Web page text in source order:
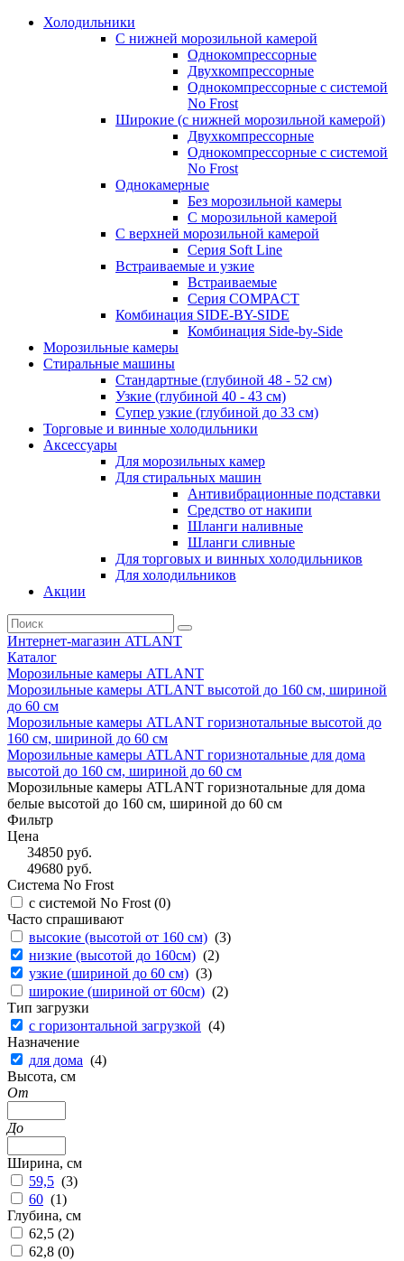
Холодильники
С нижней морозильной камерой
Однокомпрессорные
Двухкомпрессорные
Однокомпрессорные с системой
No Frost
Широкие (с нижней морозильной камерой)
Двухкомпрессорные
Однокомпрессорные с системой
No Frost
Однокамерные
Без морозильной камеры
С морозильной камерой
С верхней морозильной камерой
Серия Soft Line
Встраиваемые и узкие
Встраиваемые
Серия СOMPACT
Комбинация SIDE-BY-SIDE
Комбинация Side-by-Side
Морозильные камеры
Стиральные машины
Стандартные (глубиной 48 - 52 см)
Узкие (глубиной 40 - 43 см)
Супер узкие (глубиной до 33 см)
Торговые и винные холодильники
Аксессуары
Для морозильных камер
Для стиральных машин
Антивибрационные подставки
Средство от накипи
Шланги наливные
Шланги сливные
Для торговых и винных холодильников
Для холодильников
Акции
Интернет-магазин ATLANT
Каталог
Морозильные камеры ATLANT
Морозильные камеры ATLANT высотой до 160 см, шириной
до 60 см
Морозильные камеры ATLANT горизнотальные высотой до
160 см, шириной до 60 см
Морозильные камеры ATLANT горизнотальные для дома
высотой до 160 см, шириной до 60 см
Морозильные камеры ATLANT горизнотальные для дома
белые высотой до 160 см, шириной до 60 см
Фильтр
Цена
34850руб.
49680руб.
Система No Frost
с системой No Frost (0)
Часто спрашивают
высокие (высотой от 160 см) (3)
низкие (высотой до 160см) (2)
узкие (шириной до 60 см) (3)
широкие (шириной от 60см) (2)
Тип загрузки
с горизонтальной загрузкой (4)
Назначение
для дома (4)
Высота, см
От
До
Ширина, см
59,5 (3)
60 (1)
Глубина, см
62,5 (2)
62,8 (0)